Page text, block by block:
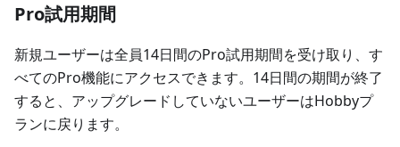
Pro試用期間
新規ユーザーは全員14日間のPro試用期間を受け取り、す
べてのPro機能にアクセスできます。14日間の期間が終了
すると、アップグレードしていないユーザーはHobbyプ
ランに戻ります。